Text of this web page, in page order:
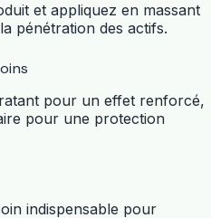
et appliquez en massant
pénétration des actifs.
pour un effet renforcé,
pour une protection
indispensable pour